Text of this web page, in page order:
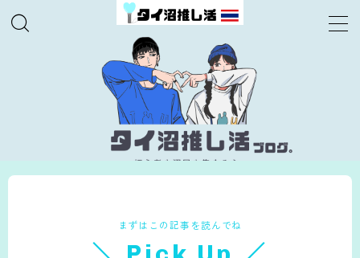
推し活ハウツー
まずはこの記事を読んでね